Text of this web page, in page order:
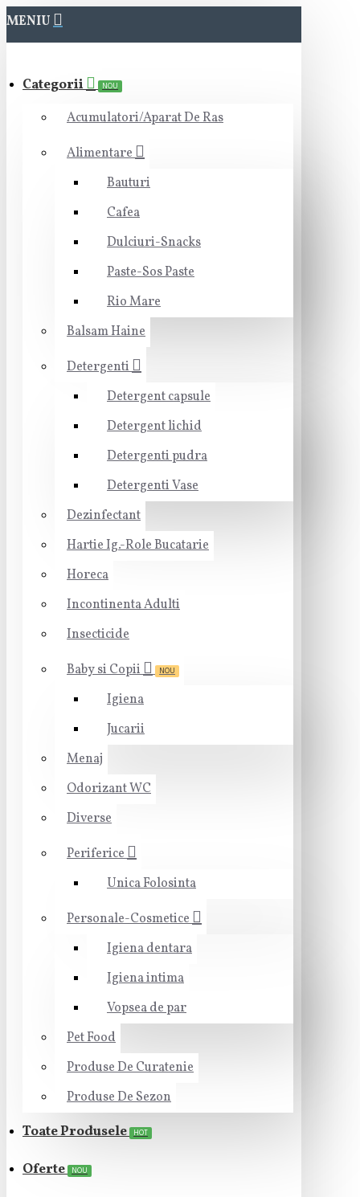
MENIU
Categorii NOU
Acumulatori/Aparat De Ras
Alimentare
Bauturi
Cafea
Dulciuri-Snacks
Paste-Sos Paste
Rio Mare
Balsam Haine
Detergenti
Detergent capsule
Detergent lichid
Detergenti pudra
Detergenti Vase
Dezinfectant
Hartie Ig.-Role Bucatarie
Horeca
Incontinenta Adulti
Insecticide
Baby si Copii
NOU
Igiena
Jucarii
Menaj
Odorizant WC
Diverse
Periferice
Unica Folosinta
Personale-Cosmetice
Igiena dentara
Igiena intima
Vopsea de par
Pet Food
Produse De Curatenie
Produse De Sezon
Toate Produsele HOT
Oferte NOU